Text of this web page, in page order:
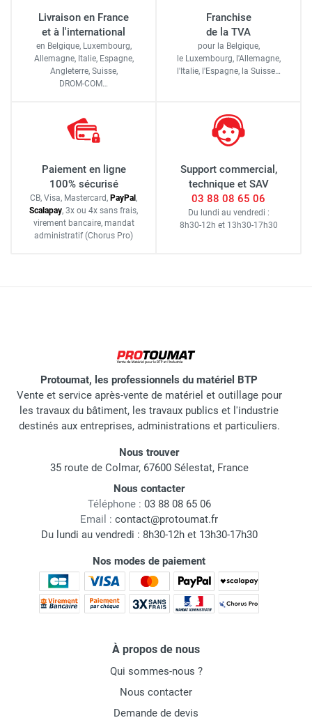
Livraison en France
et à l'international
en Belgique, Luxembourg,
Allemagne, Italie, Espagne,
Angleterre, Suisse,
DROM-COM…
Franchise
de la TVA
pour la Belgique,
le Luxembourg, l'Allemagne,
l'Italie, l'Espagne, la Suisse…
Paiement en ligne
100% sécurisé
CB, Visa, Mastercard, PayPal ,
Scalapay, 3x ou 4x sans frais,
virement bancaire, mandat
administratif (Chorus Pro)
Support commercial,
technique et SAV
03 88 08 65 06
Du lundi au vendredi :
8h30-12h et 13h30-17h30
Protoumat, les professionnels du matériel BTP
Vente et service après-vente de matériel et outillage pour
les travaux du bâtiment, les travaux publics et l'industrie
destinés aux entreprises, administrations et particuliers.
Nous trouver
35 route de Colmar, 67600 Sélestat, France
Nous contacter
Téléphone : 03 88 08 65 06
Email : contact@protoumat.fr
Du lundi au vendredi : 8h30-12h et 13h30-17h30
Nos modes de paiement
À propos de nous
Qui sommes-nous ?
Nous contacter
Demande de devis